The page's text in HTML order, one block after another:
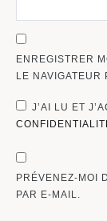
ENREGISTRER
LE NAVIGATEUR
J’AI LU ET
PRÉVENEZ-MOI
PAR E-MAIL.